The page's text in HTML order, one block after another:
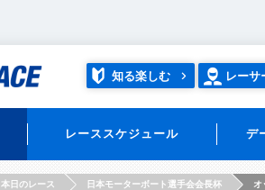
知る楽しむ レーサ
レーススケジュール デ
本日のレース 日本モーターボート選手会会長杯 オ